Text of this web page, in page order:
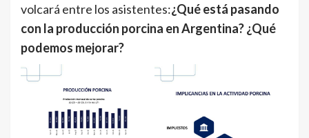
volcará entre los asistentes:¿Qué está pasando
con la producción porcina en Argentina? ¿Qué
podemos mejorar?